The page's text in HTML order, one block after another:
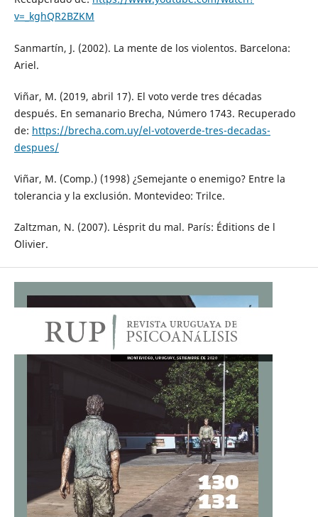
v=_kghQR2BZKM
Sanmartín, J. (2002). La mente de los violentos. Barcelona:
Ariel.
Viñar, M. (2019, abril 17). El voto verde tres décadas
después. En semanario Brecha, Número 1743. Recuperado
de: https://brecha.com.uy/el-votoverde-tres-decadas-
despues/
Viñar, M. (Comp.) (1998) ¿Semejante o enemigo? Entre la
tolerancia y la exclusión. Montevideo: Trilce.
Zaltzman, N. (2007). L´esprit du mal. París: Éditions de l
´Olivier.